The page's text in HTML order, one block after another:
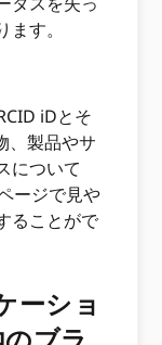
す。
iDとそ
、製品やサ
について
ージで見や
ることがで
ーショ